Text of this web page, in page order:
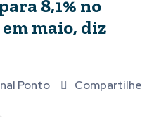
8,1% no
maio, diz
Ponto Compartilhe